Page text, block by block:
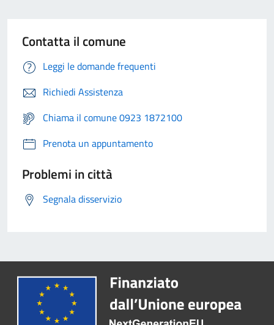
Contatta il comune
Leggi le domande frequenti
Richiedi Assistenza
Chiama il comune 0923 1872100
Prenota un appuntamento
Problemi in città
Segnala disservizio